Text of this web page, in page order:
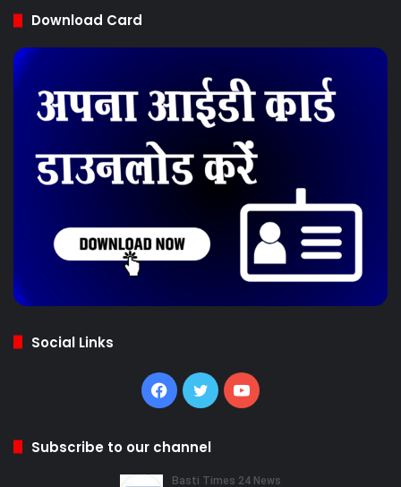
Download Card
Social Links
Facebook
TwitterYouTube
Subscribe to our channel